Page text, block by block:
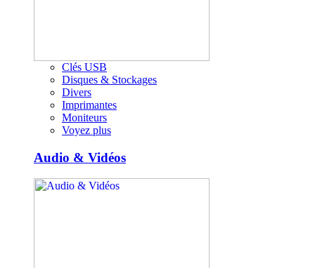
Clés USB
Disques & Stockages
Divers
Imprimantes
Moniteurs
Voyez plus
Audio & Vidéos